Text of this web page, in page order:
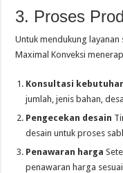
3. Proses
Untuk mendukung
Maximal Konveksi
Konsultasi
jumlah, jenis bahan,
Pengecekan desain
desain untuk proses
Penawaran harga
penawaran harga